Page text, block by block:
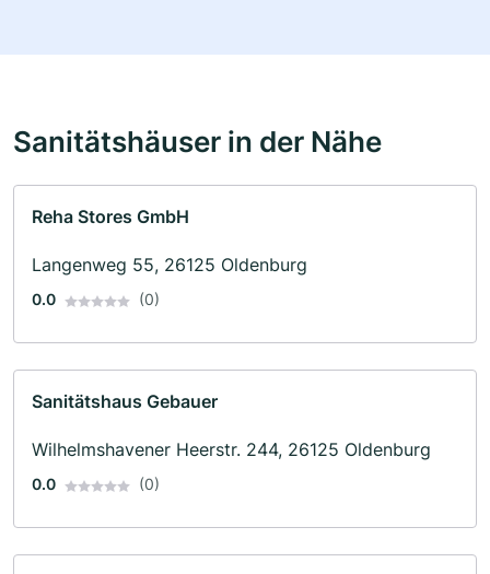
Sanitätshäuser in der Nähe
Reha Stores GmbH
Langenweg 55, 26125 Oldenburg
0.0 (0)
Sanitätshaus Gebauer
Wilhelmshavener Heerstr. 244, 26125 Oldenburg
0.0 (0)